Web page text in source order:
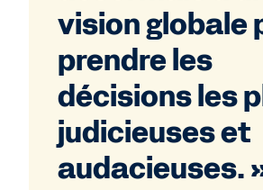
vision globale
prendre les
décisions les
judicieuses et
audacieuses.